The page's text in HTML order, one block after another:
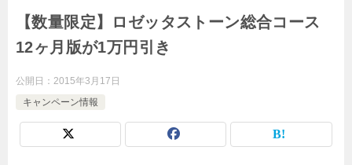
【数量限定】ロゼッタストーン総合コース
12ヶ月版が1万円引き
公開日： 2015年3月17日
キャンペーン情報